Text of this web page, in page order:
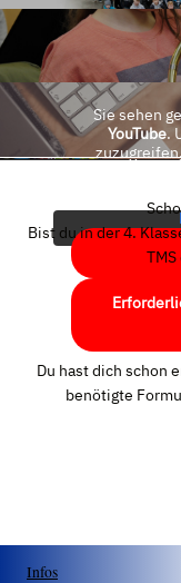
Sie sehen
YouTube.
Bist du in der 4.
Du hast dich schon
benötigte
Infos